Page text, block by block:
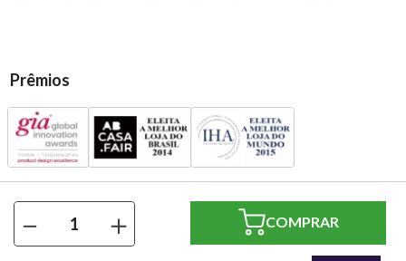
＋
－
Prêmios
Presentes Casa Rodriguez Ltda | CNPJ: 13.583.720/0001-79 | Rua:
Santo André, 569 - Vl. Assunção - Santo André/SP | CEP 09020-
230 | Todos os direitos reservados.